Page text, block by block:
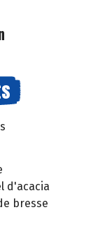
d'acacia
bresse